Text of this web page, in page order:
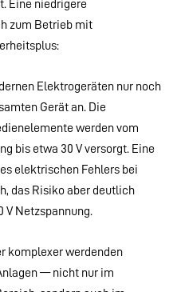
Eine niedrigere
zum Betrieb mit
Elektrogeräten nur noch
Gerät an. Die
werden vom
bis etwa 30 V versorgt. Eine
elektrischen Fehlers bei
das Risiko aber deutlich
V Netzspannung.
komplexer werdenden
— nicht nur im